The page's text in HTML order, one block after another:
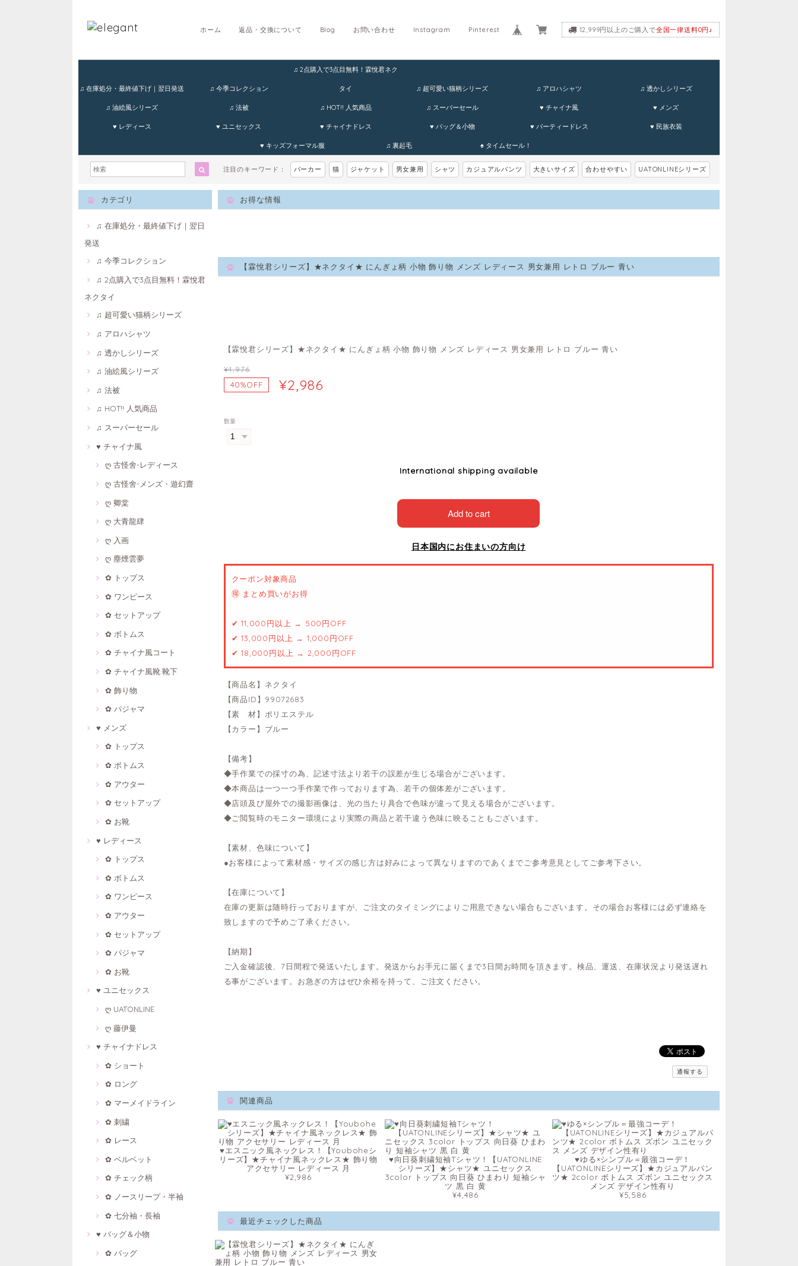
12,999円以上のご購入で全国一律送料0円♪
Pinterest
Instagram
お問い合わせ
Blog
返品・交換について
ホーム
♫ 在庫処分・最終値下げ｜翌日発送 ♫ 今季コレクション
♫ 2点購入で3点目無料！霖悅君ネク
タイ ♫ 超可愛い猫柄シリーズ ♫ アロハシャツ ♫ 透かしシリーズ
♫ 油絵風シリーズ ♫ 法被 ♫ HOT!! 人気商品 ♫ スーパーセール ♥ チャイナ風 ♥ メンズ
♥ レディース ♥ ユニセックス ♥ チャイナドレス ♥ バッグ＆小物 ♥ パーティードレス ♥ 民族衣装
♥ キッズフォーマル服 ♫ 裏起毛 ♠ タイムセール！
注目のキーワード： パーカー 猫 ジャケット 男女兼用 シャツ カジュアルパンツ 大きいサイズ 合わせやすい UATONLINEシリーズ
カテゴリ
♫ 在庫処分・最終値下げ｜翌日
発送
♫ 今季コレクション
♫ 2点購入で3点目無料！霖悅君
ネクタイ
♫ 超可愛い猫柄シリーズ
♫ アロハシャツ
♫ 透かしシリーズ
♫ 油絵風シリーズ
♫ 法被
♫ HOT!! 人気商品
♫ スーパーセール
♥ チャイナ風
ღ 古怪舍-レディース
ღ 古怪舍-メンズ・遊幻齋
ღ 卿棠
ღ 大青龍肆
ღ 入画
ღ 塵煙雲夢
✿ トップス
✿ ワンピース
✿ セットアップ
✿ ボトムス
✿ チャイナ風コート
✿ チャイナ風靴·靴下
✿ 飾り物
✿ パジャマ
♥ メンズ
✿ トップス
✿ ボトムス
✿ アウター
✿ セットアップ
✿ お靴
♥ レディース
✿ トップス
✿ ボトムス
✿ ワンピース
✿ アウター
✿ セットアップ
✿ パジャマ
✿ お靴
♥ ユニセックス
ღ UATONLINE
ღ 藤伊曼
♥ チャイナドレス
✿ ショート
✿ ロング
✿ マーメイドライン
✿ 刺繍
✿ レース
✿ ベルベット
✿ チェック柄
✿ ノースリープ・半袖
✿ 七分袖・長袖
♥ バッグ＆小物
✿ バッグ
お得な情報
【霖悅君シリーズ】★ネクタイ★ にんぎょ柄 小物 飾り物 メンズ レディース 男女兼用 レトロ ブルー 青い
【霖悅君シリーズ】★ネクタイ★ にんぎょ柄 小物 飾り物 メンズ レディース 男女兼用 レトロ ブルー 青い
¥4,976
40%OFF
¥2,986
数量
International shipping available
Add to cart
日本国内にお住まいの方向け
クーポン対象商品
🉐 まとめ買いがお得
✔ 11,000円以上 → 500円OFF
✔ 13,000円以上 → 1,000円OFF
✔ 18,000円以上 → 2,000円OFF
【商品名】ネクタイ
【商品ID】99072683
【素 材】ポリエステル
【カラー】ブルー
【備考】
◆手作業での採寸の為、記述寸法より若干の誤差が生じる場合がございます。
◆本商品は一つ一つ手作業で作っております為、若干の個体差がございます。
◆店頭及び屋外での撮影画像は、光の当たり具合で色味が違って見える場合がございます。
◆ご閲覧時のモニター環境により実際の商品と若干違う色味に映ることもございます。
【素材、色味について】
●お客様によって素材感・サイズの感じ方は好みによって異なりますのであくまでご参考意見としてご参考下さい。
【在庫について】
在庫の更新は随時行っておりますが、ご注文のタイミングによりご用意できない場合もございます。その場合お客様には必ず連絡を
致しますので予めご了承ください。
【納期】
ご入金確認後、7日間程で発送いたします。発送からお手元に届くまで3日間お時間を頂きます。検品、運送、在庫状況より発送遅れ
る事がございます。お急ぎの方はぜひ余裕を持って、ご注文ください。
通報する
関連商品
♥エスニック風ネックレス！【Youboheシ
リーズ】★チャイナ風ネックレス★ 飾り物
アクセサリー レディース 月
¥2,986
♥向日葵刺繍短袖Tシャツ！【UATONLINE
シリーズ】★シャツ★ ユニセックス
3color トップス 向日葵 ひまわり 短袖シャ
ツ 黒 白 黄
¥4,486
♥ゆる×シンプル＝最強コーデ！
【UATONLINEシリーズ】★カジュアルパン
ツ★ 2color ボトムス ズボン ユニセックス
メンズ デザイン性有り
¥5,586
最近チェックした商品